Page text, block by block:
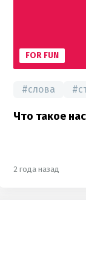
FOR FUN
#слова #
Что такое
2 года назад